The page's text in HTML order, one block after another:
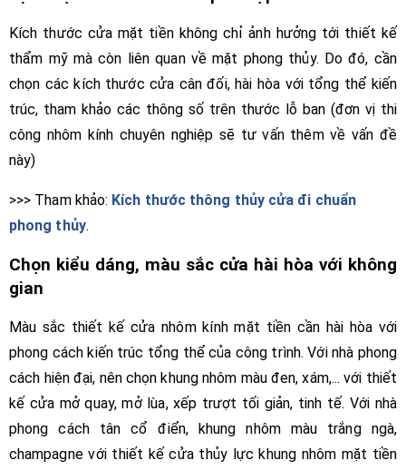
Kích thước cửa mặt tiền không chỉ ảnh hưởng tới thiết kế
thẩm mỹ mà còn liên quan về mặt phong thủy. Do đó, cần
chọn các kích thước cửa cân đối, hài hòa với tổng thể kiến
trúc, tham khảo các thông số trên thước lỗ ban (đơn vị thi
công nhôm kính chuyên nghiệp sẽ tư vấn thêm về vấn đề
này)
>>> Tham khảo: Kích thước thông thủy cửa đi chuẩn
phong thủy.
Chọn kiểu dáng, màu sắc cửa hài hòa với không
gian
Màu sắc thiết kế cửa nhôm kính mặt tiền cần hài hòa với
phong cách kiến trúc tổng thể của công trình. Với nhà phong
cách hiện đại, nên chọn khung nhôm màu đen, xám,... với thiết
kế cửa mở quay, mở lùa, xếp trượt tối giản, tinh tế. Với nhà
phong cách tân cổ điển, khung nhôm màu trắng ngà,
champagne với thiết kế cửa thủy lực khung nhôm mặt tiền